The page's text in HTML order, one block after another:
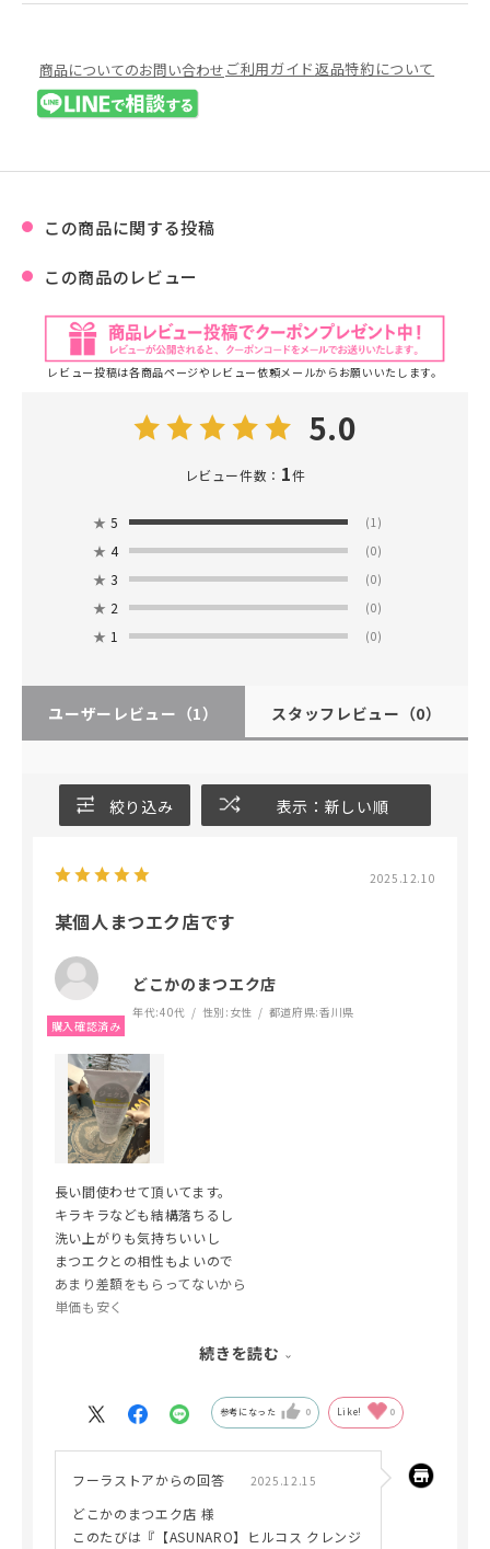
商品についてのお問い合わせ ご利用ガイド返品特約について
この商品に関する投稿
この商品のレビュー
レビュー投稿は各商品ページやレビュー依頼メールからお願いいたします。
5.0
レビュー件数： 1件
★ 5 (1)
★ 4 (0)
★ 3 (0)
★ 2 (0)
★ 1 (0)
ユーザーレビュー （1） スタッフレビュー （0）
絞り込み 表示：新しい順
2025.12.10
某個人まつエク店です
どこかのまつエク店
年代:40代 性別: 女性 都道府県:香川県
長い間使わせて頂いてます。
キラキラなども結構落ちるし
洗い上がりも気持ちいいし
まつエクとの相性もよいので
あまり差額をもらってないから
単価も安く
かつ使い心地も高評価いただいてます。
続きを読む
参考になった 0 Like! 0
フーラストアからの回答 2025.12.15
どこかのまつエク店 様
このたびは『【ASUNARO】ヒルコス クレンジ